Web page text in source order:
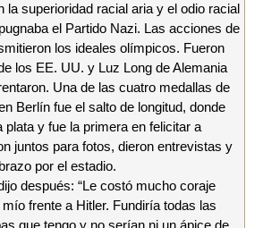
la superioridad racial aria y el odio racial
el Partido Nazi. Las acciones de
los ideales olímpicos. Fueron
los EE. UU. y Luz Long de Alemania
Una de las cuatro medallas de
Berlín fue el salto de longitud, donde
plata y fue la primera en felicitar a
juntos para fotos, dieron entrevistas y
por el estadio.
después: “Le costó mucho coraje
frente a Hitler. Fundiría todas las